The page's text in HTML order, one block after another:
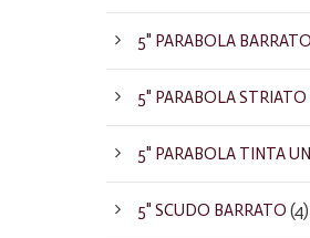
5" PARABOLA BARRATO
5" PARABOLA
5" PARABOLA TINTA
5" SCUDO BARRATO (4)